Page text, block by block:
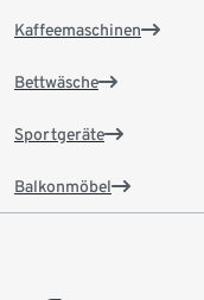
Kaffeemaschinen
Bettwäsche
Sportgeräte
Balkonmöbel